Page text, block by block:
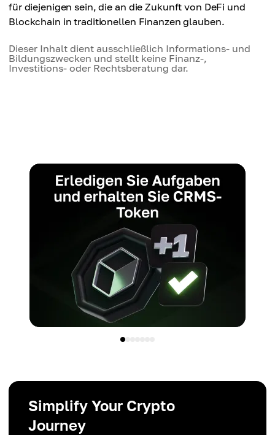
für diejenigen sein, die an die Zukunft von DeFi und
Blockchain in traditionellen Finanzen glauben.
Dieser Inhalt dient ausschließlich Informations- und
Bildungszwecken und stellt keine Finanz-,
Investitions- oder Rechtsberatung dar.
Simplify Your Crypto
Journey